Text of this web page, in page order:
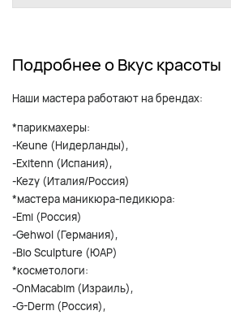
Подробнее о Вкус красоты
Наши мастера работают на брендах:
*парикмахеры:
-Keune (Нидерланды),
-Exitenn (Испания),
-Kezy (Италия/Россия)
*мастера маникюра-педикюра:
-Emi (Россия)
-Gehwol (Германия),
-Bio Sculpture (ЮАР)
*косметологи:
-OnMacabim (Израиль),
-G-Derm (Россия),